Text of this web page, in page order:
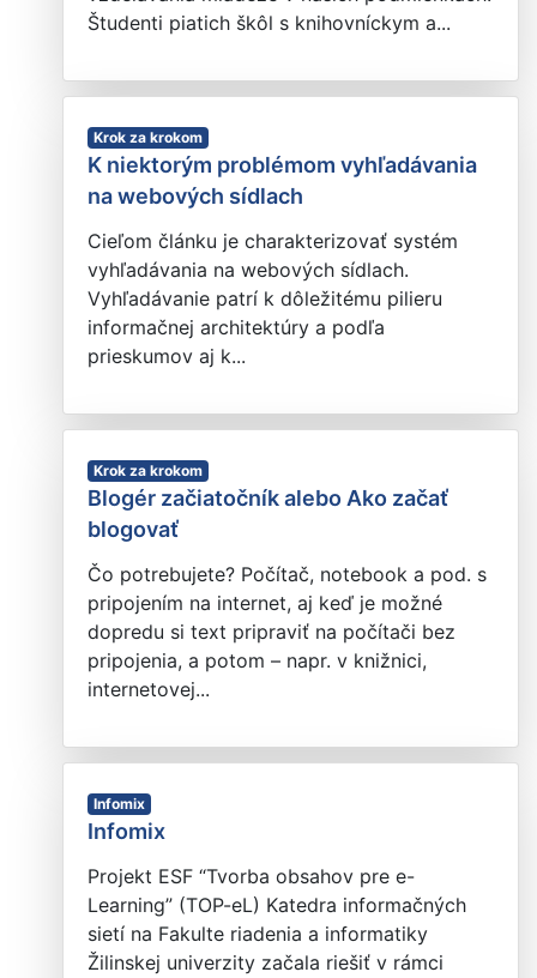
Študenti piatich škôl s knihovníckym a...
Krok za krokom
K niektorým problémom vyhľadávania
na webových sídlach
Cieľom článku je charakterizovať systém
vyhľadávania na webových sídlach.
Vyhľadávanie patrí k dôležitému pilieru
informačnej architektúry a podľa
prieskumov aj k...
Krok za krokom
Blogér začiatočník alebo Ako začať
blogovať
Čo potrebujete? Počítač, notebook a pod. s
pripojením na internet, aj keď je možné
dopredu si text pripraviť na počítači bez
pripojenia, a potom – napr. v knižnici,
internetovej...
Infomix
Infomix
Projekt ESF “Tvorba obsahov pre e-
Learning” (TOP-eL) Katedra informačných
sietí na Fakulte riadenia a informatiky
Žilinskej univerzity začala riešiť v rámci